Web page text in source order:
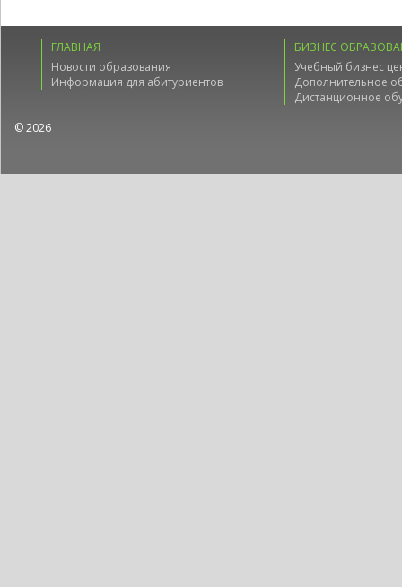
ГЛАВНАЯ
Новости образования
Информация для абитуриентов
БИЗНЕС
Учебный бизнес
Дополнительное
Дистанционное
© 2026